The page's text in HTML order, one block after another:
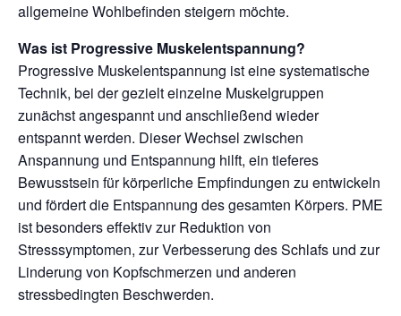
allgemeine Wohlbefinden steigern möchte.
Was ist Progressive Muskelentspannung?
Progressive Muskelentspannung ist eine systematische
Technik, bei der gezielt einzelne Muskelgruppen
zunächst angespannt und anschließend wieder
entspannt werden. Dieser Wechsel zwischen
Anspannung und Entspannung hilft, ein tieferes
Bewusstsein für körperliche Empfindungen zu entwickeln
und fördert die Entspannung des gesamten Körpers. PME
ist besonders effektiv zur Reduktion von
Stresssymptomen, zur Verbesserung des Schlafs und zur
Linderung von Kopfschmerzen und anderen
stressbedingten Beschwerden.